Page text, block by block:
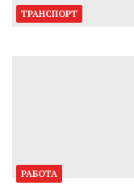
ТРАНСПОРТ
РАБОТА